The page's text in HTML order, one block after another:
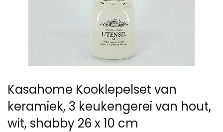
Kasahome Kooklepelset van
keramiek, 3 keukengerei van hout,
wit, shabby 26 x 10 cm